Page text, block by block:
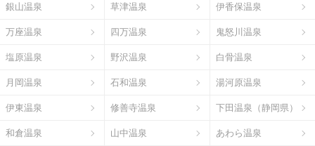
銀山温泉 草津温泉 伊香保温泉
万座温泉 四万温泉 鬼怒川温泉
塩原温泉 野沢温泉 白骨温泉
月岡温泉 石和温泉 湯河原温泉
伊東温泉 修善寺温泉 下田温泉（静岡県）
和倉温泉 山中温泉 あわら温泉